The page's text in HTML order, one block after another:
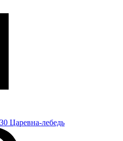
Царевна-лебедь